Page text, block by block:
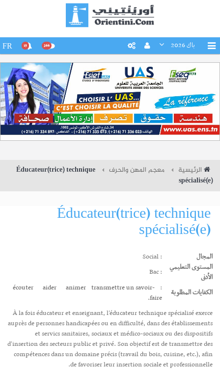
باك 2026 266
15
FR
الرئيسية معجم المهن والحرف
Éducateur(trice) technique
spécialisé(e)
Éducateur(trice) technique
spécialisé(e)
المجال
: Social
المستوى التعليمي
الأدنى
: Bac
الكفايات المطلوبة
:
écouter aider animer transmettre un savoir-
faire.
À la fois éducateur et enseignant, l’éducateur technique spécialisé exerce
auprès de personnes handicapées ou en difficulté, dans des établissements
et servics sanitaires, sociaux et médico-sociaux ou des dispositifs
d'insertion des secteurs public et privé. Son objectif est de transmettre des
compétences dans un domaine précis (travail du bois, cuisine, etc.), afin
de favoriser leur insertion sociale et professionnelle.